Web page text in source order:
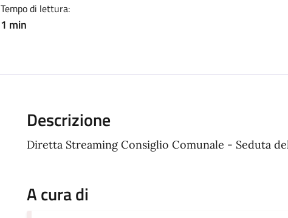
Tempo di lettura:
1 min
Descrizione
Diretta Streaming Consiglio Comunale - Seduta
A cura di